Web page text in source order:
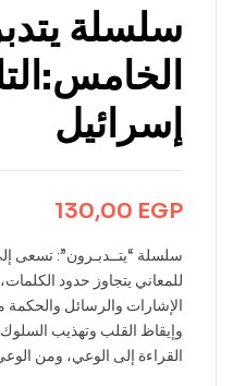
سلسلة
إسرائيل
130,00 EGP
سلسلة “يتــدبـرون”: تسعى
للمعاني يتجاوز حدود
الإشارات والرسائل
وإيقاظ القلب وتهذيب
القراءة إلى الوعي، ومن